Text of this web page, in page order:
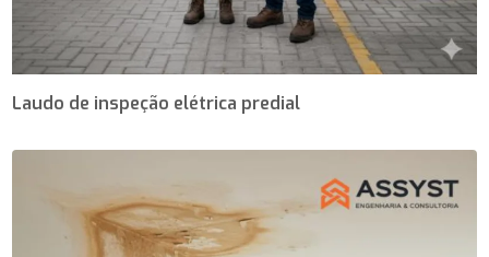
Laudo de inspeção elétrica predial